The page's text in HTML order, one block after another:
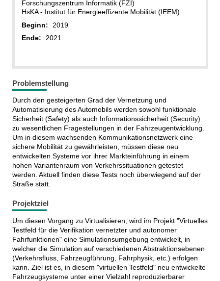
Forschungszentrum Informatik (FZI)
HsKA - Institut für Energieeffizente Mobilität (IEEM)
Beginn:
2019
Ende:
2021
Problemstellung
Durch den gesteigerten Grad der Vernetzung und
Automatisierung des Automobils werden sowohl funktionale
Sicherheit (Safety) als auch Informationssicherheit (Security)
zu wesentlichen Fragestellungen in der Fahrzeugentwicklung.
Um in diesem wachsenden Kommunikationsnetzwerk eine
sichere Mobilität zu gewährleisten, müssen diese neu
entwickelten Systeme vor ihrer Markteinführung in einem
hohen Variantenraum von Verkehrssituationen getestet
werden. Aktuell finden diese Tests noch überwiegend auf der
Straße statt.
Projektziel
Um diesen Vorgang zu Virtualisieren, wird im Projekt "Virtuelles
Testfeld für die Verifikation vernetzter und autonomer
Fahrfunktionen" eine Simulationsumgebung entwickelt, in
welcher die Simulation auf verschiedenen Abstraktionsebenen
(Verkehrsfluss, Fahrzeugführung, Fahrphysik, etc.) erfolgen
kann. Ziel ist es, in diesem "virtuellen Testfeld" neu entwickelte
Fahrzeugsysteme unter einer Vielzahl reproduzierbarer